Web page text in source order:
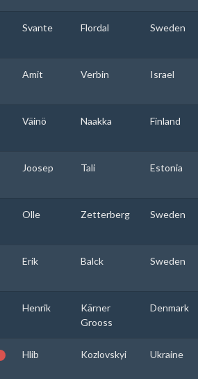
Svante Flordal Sweden
Amit Verbin Israel
Väinö Naakka Finland
Joosep Tali Estonia
Olle Zetterberg Sweden
Erik Balck Sweden
Henrik
Kärner
Grooss
Denmark
Hlib Kozlovskyi Ukraine